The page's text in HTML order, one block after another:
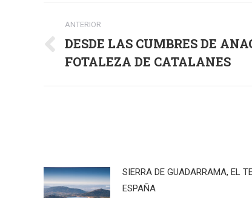
Navegación
entre
publicaciones
ANTERIOR
Publicación
anterior:
DESDE LAS CUMBRES DE
FOTALEZA DE CATALANES
SIERRA DE GUADARRAMA, EL
ESPAÑA